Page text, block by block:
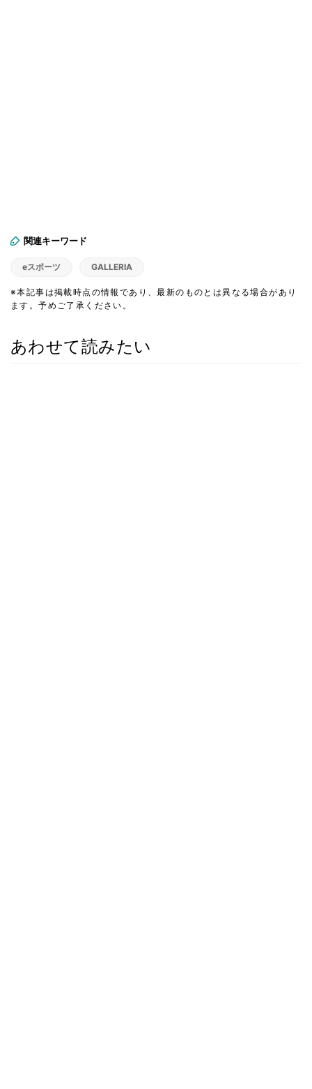
関連キーワード
eスポーツ GALLERIA
※本記事は掲載時点の情報であり、最新のものとは異なる場合があり
ます。予めご了承ください。
あわせて読みたい